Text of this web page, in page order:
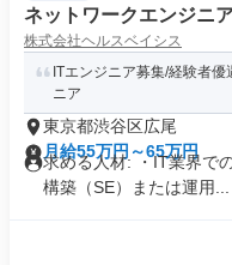
ネットワークエンジニ
株式会社ヘルスベイシス
ITエンジニア募集/経験者
ニア
東京都渋谷区広尾
月給55万円～65万円
求める人材: ・IT業界で
構築（SE）または運用...